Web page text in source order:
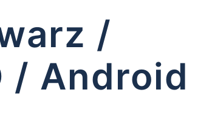
/
/ Android